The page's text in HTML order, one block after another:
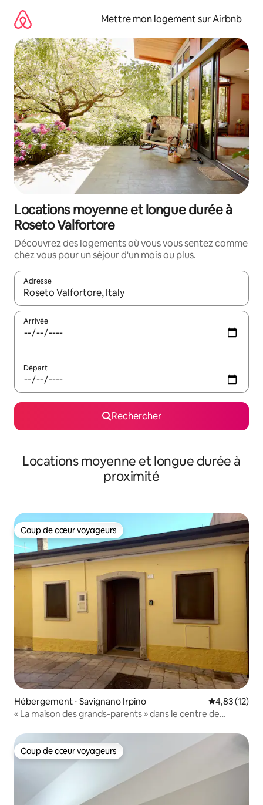
directement
contenu
Mettre mon logement sur Airbnb
Locations moyenne et longue durée à
Roseto Valfortore
Découvrez des logements où vous vous sentez comme
chez vous pour un séjour d'un mois ou plus.
Adresse
Lorsque les résultats s'affichent, utilisez les flèches vers le
Arrivée
Départ
Rechercher
Locations moyenne et longue durée à
proximité
Coup de cœur voyageurs
Coup de cœur voyageurs
Hébergement ⋅ Savignano Irpino Évaluation
4,83 (12)
« La maison des grands-parents » dans le centre de
Coup de cœur voyageurs
Coup de cœur voyageurs